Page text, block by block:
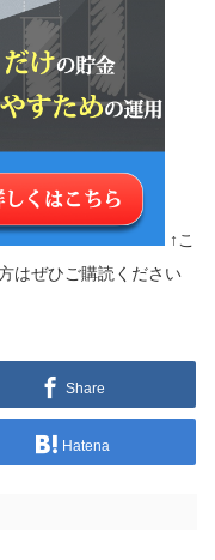
↑こ
はぜひご購読ください
Share
Hatena